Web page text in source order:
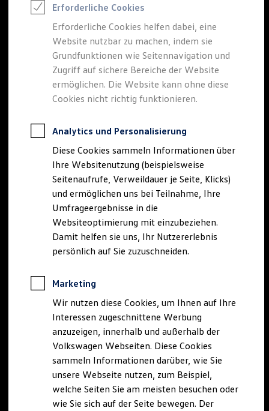
Elektroauto Leasing
Kleinwagen-Leasing
Leasing ohne Anzahlung
Finanzierung
Autokredit mit Schlussrate
Versicherungen und Garantien
Kfz-Versicherung
Restschuldversicherungen
Garantien
Professional Class bei Volkswagen
Behörden
Direktkunden
Sonderfahrzeuge
Anpfiff zum Gewinn
Elektromobilität
Elektroautos
ID. Tutorials
Elektrofahrzeugkonzepte
ID. EVERY1
Reichweite
Rekuperation
Laden unterwegs
Laden Zuhause
Ladestationen finden
Ladezeitensimulator
Batterie
Sicherheit
Nachhaltigkeit
Technologie
Kosten und Kauf
Erforderliche Cookies
Erforderliche Cookies helfen dabei, eine
Website nutzbar zu machen, indem sie
Grundfunktionen wie Seitennavigation und
Zugriff auf sichere Bereiche der Website
ermöglichen. Die Website kann ohne diese
Cookies nicht richtig funktionieren.
Analytics und Personalisierung
Diese Cookies sammeln Informationen über
Ihre Websitenutzung (beispielsweise
Seitenaufrufe, Verweildauer je Seite, Klicks)
und ermöglichen uns bei Teilnahme, Ihre
Umfrageergebnisse in die
Websiteoptimierung mit einzubeziehen.
Damit helfen sie uns, Ihr Nutzererlebnis
persönlich auf Sie zuzuschneiden.
Marketing
Wir nutzen diese Cookies, um Ihnen auf Ihre
Interessen zugeschnittene Werbung
anzuzeigen, innerhalb und außerhalb der
Volkswagen Webseiten. Diese Cookies
sammeln Informationen darüber, wie Sie
unsere Webseite nutzen, zum Beispiel,
welche Seiten Sie am meisten besuchen oder
wie Sie sich auf der Seite bewegen. Der